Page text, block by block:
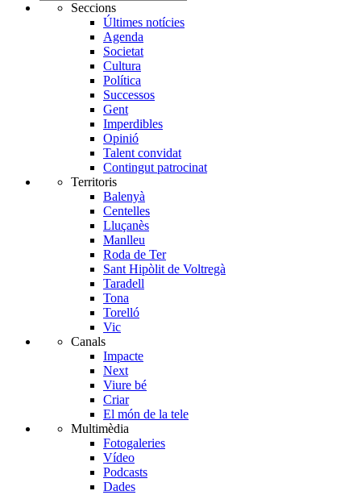
Seccions
Últimes notícies
Agenda
Societat
Cultura
Política
Successos
Gent
Imperdibles
Opinió
Talent convidat
Contingut patrocinat
Territoris
Balenyà
Centelles
Lluçanès
Manlleu
Roda de Ter
Sant Hipòlit de Voltregà
Taradell
Tona
Torelló
Vic
Canals
Impacte
Next
Viure bé
Criar
El món de la tele
Multimèdia
Fotogaleries
Vídeo
Podcasts
Dades